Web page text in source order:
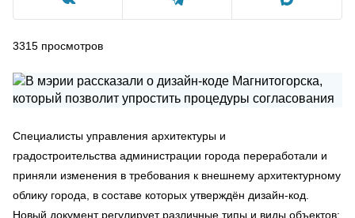
3315 просмотров
Специалисты управления архитектуры и
градостроительства администрации города переработали и
приняли изменения в требования к внешнему архитектурному
облику города, в составе которых утверждён дизайн-код.
Новый документ регулирует различные типы и виды объектов: